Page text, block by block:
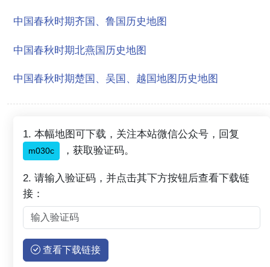
中国春秋时期齐国、鲁国历史地图
中国春秋时期北燕国历史地图
中国春秋时期楚国、吴国、越国地图历史地图
1. 本幅地图可下载，关注本站微信公众号，回复
m030c ，获取验证码。
2. 请输入验证码，并点击其下方按钮后查看下载链
接：
查看下载链接